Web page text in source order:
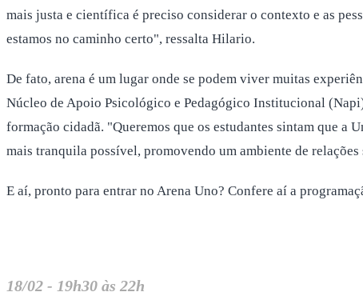
mais justa e científica é preciso considerar o contexto e as
estamos no caminho certo", ressalta Hilario.
De fato, arena é um lugar onde se podem viver muitas
Núcleo de Apoio Psicológico e Pedagógico Institucional
formação cidadã. "Queremos que os estudantes sintam que a
mais tranquila possível, promovendo um ambiente de relações
E aí, pronto para entrar no Arena Uno? Confere aí a
18/02 - 19h30 às 22h